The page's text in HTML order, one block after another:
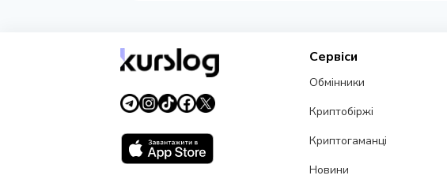
Сервіси
Обмінники
Криптобіржі
Криптогаманці
Новини